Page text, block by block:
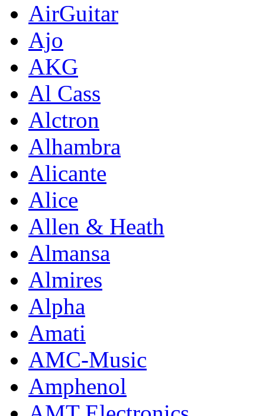
AirGuitar
Ajo
AKG
Al Cass
Alctron
Alhambra
Alicante
Alice
Allen & Heath
Almansa
Almires
Alpha
Amati
AMC-Music
Amphenol